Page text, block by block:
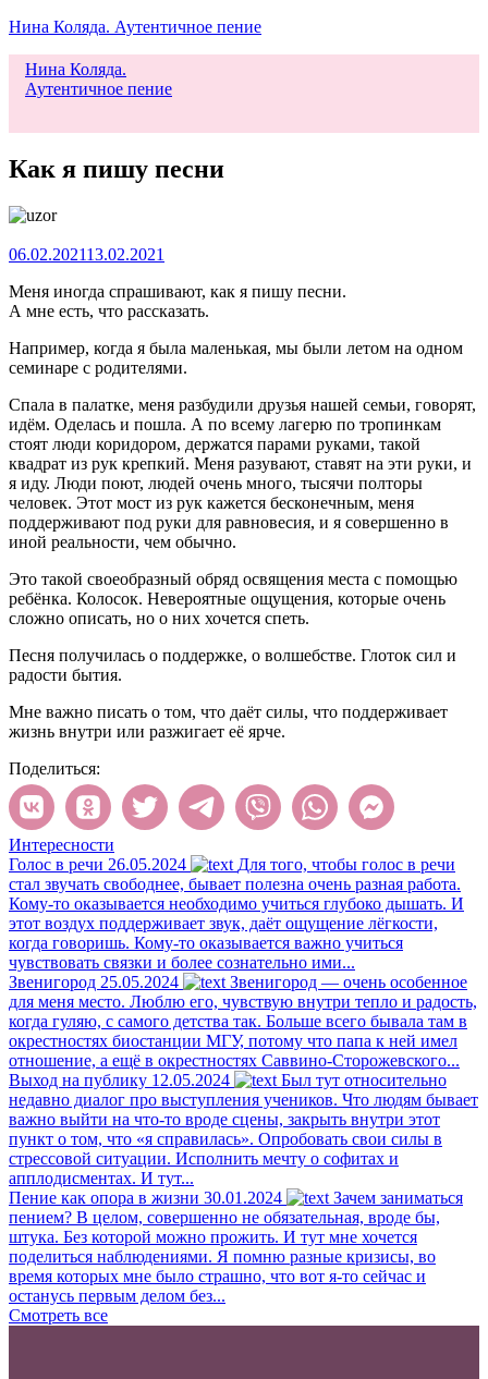
Нина Коляда. Аутентичное пение
Нина Коляда.
Аутентичное пение
Как я пишу песни
06.02.202113.02.2021
Меня иногда спрашивают, как я пишу песни.
А мне есть, что рассказать.
Например, когда я была маленькая, мы были летом на одном
семинаре с родителями.
Спала в палатке, меня разбудили друзья нашей семьи, говорят,
идём. Оделась и пошла. А по всему лагерю по тропинкам
стоят люди коридором, держатся парами руками, такой
квадрат из рук крепкий. Меня разувают, ставят на эти руки, и
я иду. Люди поют, людей очень много, тысячи полторы
человек. Этот мост из рук кажется бесконечным, меня
поддерживают под руки для равновесия, и я совершенно в
иной реальности, чем обычно.
Это такой своеобразный обряд освящения места с помощью
ребёнка. Колосок. Невероятные ощущения, которые очень
сложно описать, но о них хочется спеть.
Песня получилась о поддержке, о волшебстве. Глоток сил и
радости бытия.
Мне важно писать о том, что даёт силы, что поддерживает
жизнь внутри или разжигает её ярче.
Поделиться:
Интересности
Голос в речи 26.05.2024
Для того, чтобы голос в речи
стал звучать свободнее, бывает полезна очень разная работа.
Кому-то оказывается необходимо учиться глубоко дышать. И
этот воздух поддерживает звук, даёт ощущение лёгкости,
когда говоришь. Кому-то оказывается важно учиться
чувствовать связки и более сознательно ими...
Звенигород 25.05.2024
Звенигород — очень особенное
для меня место. Люблю его, чувствую внутри тепло и радость,
когда гуляю, с самого детства так. Больше всего бывала там в
окрестностях биостанции МГУ, потому что папа к ней имел
отношение, а ещё в окрестностях Саввино-Сторожевского...
Выход на публику 12.05.2024
Был тут относительно
недавно диалог про выступления учеников. Что людям бывает
важно выйти на что-то вроде сцены, закрыть внутри этот
пункт о том, что «я справилась». Опробовать свои силы в
стрессовой ситуации. Исполнить мечту о софитах и
апплодисментах. И тут...
Пение как опора в жизни 30.01.2024
Зачем заниматься
пением? В целом, совершенно не обязательная, вроде бы,
штука. Без которой можно прожить. И тут мне хочется
поделиться наблюдениями. Я помню разные кризисы, во
время которых мне было страшно, что вот я-то сейчас и
останусь первым делом без...
Смотреть все